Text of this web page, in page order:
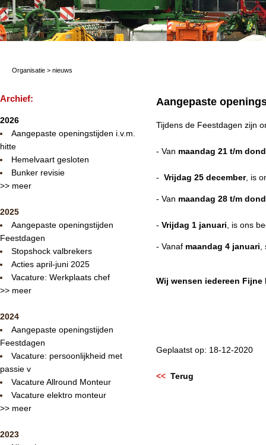
Organisatie > nieuws
Archief:
2026
Aangepaste openingstijden i.v.m.
hitte
Hemelvaart gesloten
Bunker revisie
>> meer
2025
Aangepaste openingstijden
Feestdagen
Stopshock valbrekers
Acties april-juni 2025
Vacature: Werkplaats chef
>> meer
2024
Aangepaste openingstijden
Feestdagen
Vacature: persoonlijkheid met
passie v
Vacature Allround Monteur
Vacature elektro monteur
>> meer
2023
Aangepaste
Tijdens de Feestdagen zijn
- Van maandag 21 t/m
- Vrijdag 25 december, is
- Van maandag 28 t/m
- Vrijdag 1 januari , is ons
- Vanaf maandag 4 januari
Wij wensen iedereen
Geplaatst op: 18-12-2020
<< Terug